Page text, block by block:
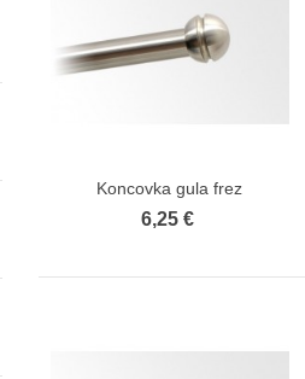
9,73 €10,24 €
Roleta plisé extra séria s montážou
do rámu...
Zobraziť viac
Koncovka gula frez
6,25 €